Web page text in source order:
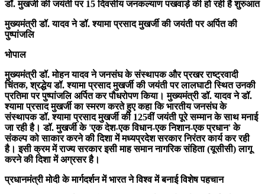
डॉ. मुखर्जी की जयंती पर 15 दिवसीय जनकल्याण पखवाड़े की हो रही है शुरुआत
मुख्यमंत्री डॉ. यादव ने डॉ. श्यामा प्रसाद मुखर्जी की जयंती पर अर्पित की
पुष्पांजलि
भोपाल
मुख्यमंत्री डॉ. मोहन यादव ने जनसंघ के संस्थापक और प्रखर राष्ट्रवादी
चिंतक, श्रद्धेय डॉ. श्यामा प्रसाद मुखर्जी की जयंती पर लालघाटी स्थित उनकी
प्रतिमा पर पुष्पांजलि अर्पित कर पौधरोपण किया। मुख्यमंत्री डॉ. यादव ने डॉ.
श्यामा प्रसाद मुखर्जी का स्मरण करते हुए कहा कि भारतीय जनसंघ के
संस्थापक डॉ. श्यामा प्रसाद मुखर्जी की 125वीं जयंती पूरे सम्मान के साथ मनाई
जा रही है। डॉ. मुखर्जी के 'एक देश-एक विधान-एक निशान-एक प्रधान' के
संकल्प को साकार करने की दिशा में मध्यप्रदेश सरकार निरंतर कार्य कर रही
है। इसी क्रम में राज्य सरकार इसी माह समान नागरिक संहिता (यूसीसी) लागू
करने की दिशा में अग्रसर है।
प्रधानमंत्री मोदी के मार्गदर्शन में भारत ने विश्व में बनाई विशेष पहचान